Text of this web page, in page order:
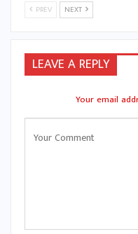
PREV NEXT
LEAVE A REPLY
Your email